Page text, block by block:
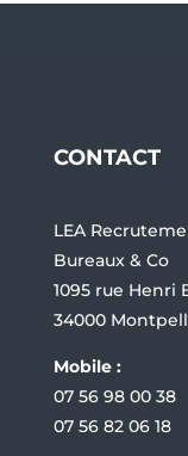
CONTACT
LEA
Bureaux & Co
1095 rue Henri
34000
Mobile :
07 56 98 00 38
07 56 82 06 18